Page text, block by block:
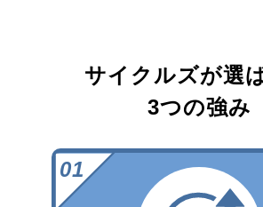
サイクルズが選
3つの強み